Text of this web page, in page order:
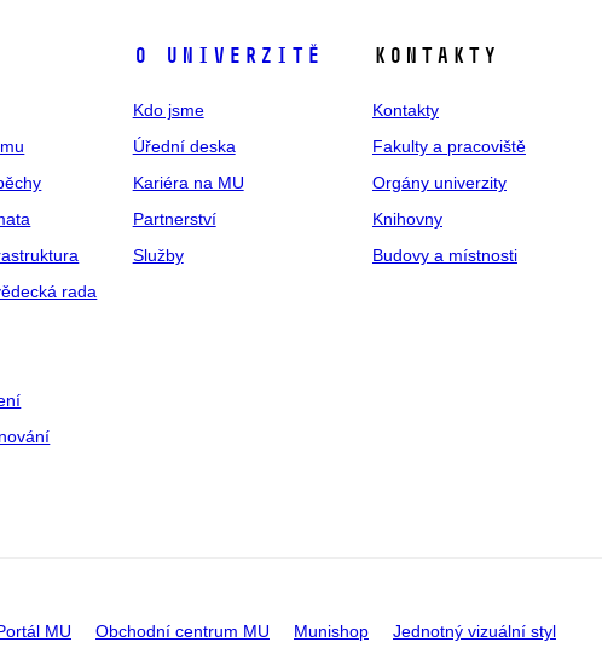
rada
O univerzitě
Kdo jsme
Úřední deska
Kariéra na MU
Partnerství
Služby
Kontakty
Kontakty
Fakulty a pracoviště
Orgány univerzity
Knihovny
Budovy a místnosti
MU Obchodní centrum MU Munishop Jednotný vizuální styl